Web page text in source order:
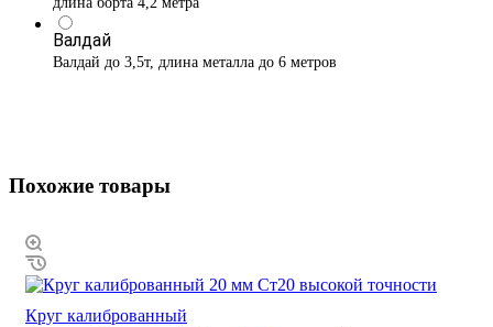
Валдай
Валдай до 3,5т, длина металла до 6 метров
Похожие товары
Круг калиброванный